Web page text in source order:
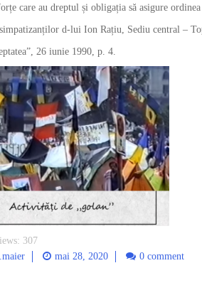
care au dreptul și obligația să asigure
d-lui Ion Rațiu, Sediu central –
26 iunie 1990, p. 4.
307
mai 28, 2020 0 comment